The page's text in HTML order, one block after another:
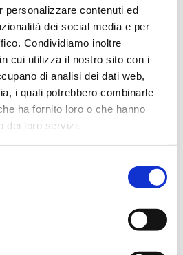
personalizzare contenuti ed
dei social media e per
Condividiamo inoltre
cui utilizza il nostro sito con i
di analisi dei dati web,
i quali potrebbero combinarle
ha fornito loro o che hanno
dei loro servizi.